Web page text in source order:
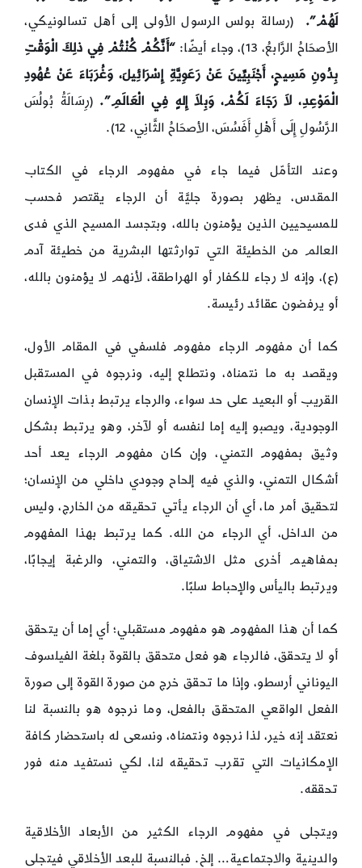
لَهُمْ”. (رسالة بولس الرسول الأولى إلى أهل تسالونيكي،
الأصحَاحُ الرَّابعُ، 13)، وجاء أيضًا:
“أَنَّكُمْ كُنْتُمْ فِي ذلِكَ الْوَقْتِ
بِدُونِ مَسِيحٍ، أَجْنَبِيِّينَ عَنْ رَعَوِيَّةِ إِسْرَائِيلَ، وَغُرَبَاءَ عَنْ عُهُودِ
الْمَوْعِدِ، لاَ رَجَاءَ لَكُمْ، وَبِلاَ إِلهٍ فِي الْعَالَمِ”. (رِسَالَةُ بُولُسَ
الرَّسُولِ إِلَى أَهْلِ أَفَسُسَ، الأصحَاحُ الثَّانِي، 12).
وعند التأمّل فيما جاء في مفهوم الرجاء في الكتاب
المقدس، يظهر بصورة جليَّة أن الرجاء يقتصر فحسب
للمسيحيين الذين يؤمنون بالله، وبتجسد المسيح الذي فدى
العالم من الخطيئة التي توارثتها البشرية من خطيئة آدم
(ع)، وإنه لا رجاء للكفار أو الهراطقة، لأنهم لا يؤمنون بالله،
أو يرفضون عقائد رئيسة.
كما أن مفهوم الرجاء مفهوم فلسفي في المقام الأول،
ويقصد به ما نتمناه، ونتطلع إليه، ونرجوه في المستقبل
القريب أو البعيد على حد سواء، والرجاء يرتبط بذات الإنسان
الوجودية، ويصبو إليه إما لنفسه أو لآخر، وهو يرتبط بشكل
وثيق بمفهوم التمني، وإن كان مفهوم الرجاء يعد أحد
أشكال التمني، والذي فيه إلحاح وجودي داخلي من الإنسان؛
لتحقيق أمر ما، أي أن الرجاء يأتي تحقيقه من الخارج، وليس
من الداخل، أي الرجاء من الله. كما يرتبط بهذا المفهوم
بمفاهيم أخرى مثل الاشتياق، والتمني، والرغبة إيجابًا،
ويرتبط باليأس والإحباط سلبًا.
كما أن هذا المفهوم هو مفهوم مستقبلي؛ أي إما أن يتحقق
أو لا يتحقق، فالرجاء هو فعل متحقق بالقوة بلغة الفيلسوف
اليوناني أرسطو، وإذا ما تحقق خرج من صورة القوة إلى صورة
الفعل الواقعي المتحقق بالفعل، وما نرجوه هو بالنسبة لنا
نعتقد إنه خير، لذا نرجوه ونتمناه، ونسعى له باستحضار كافة
الإمكانيات التي تقرب تحقيقه لنا، لكي نستفيد منه فور
تحققه.
ويتجلى في مفهوم الرجاء الكثير من الأبعاد الأخلاقية
والدينية والاجتماعية… إلخ. فبالنسبة للبعد الأخلاقي فيتجلى